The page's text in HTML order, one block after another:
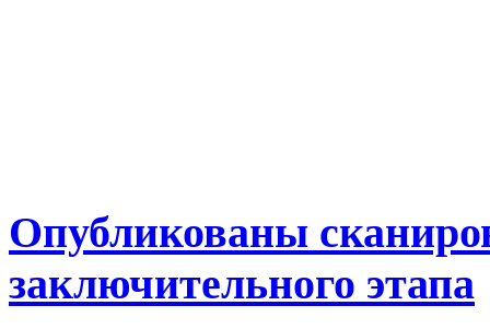
Опубликованы
заключительного этапа